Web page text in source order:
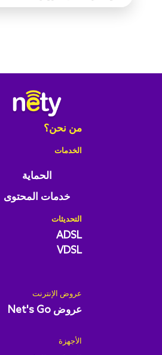
من نحن؟
الخدمات
الحماية
خدمات المحتوى
التحديثات
ADSL
VDSL
عروض الإنترنت
عروض Net's Go
الأجهزة